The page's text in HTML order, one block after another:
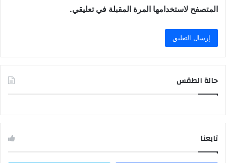
المتصفح لاستخدامها المرة المقبلة في تعليقي.
حالة الطقس
تابعنا